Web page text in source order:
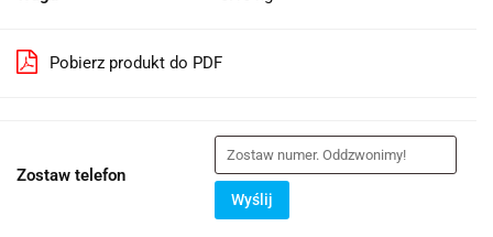
Pobierz produkt do PDF
Zostaw telefon
Wyślij